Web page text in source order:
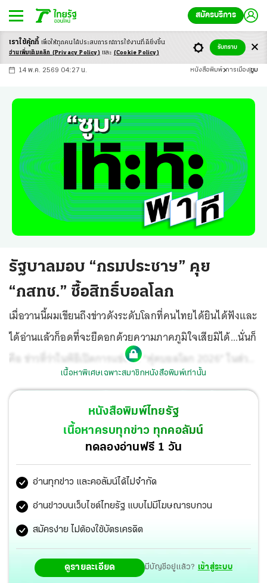
สมัครบริการ
-ก ก ก+
14 พ.ค. 2569 04:27 น. หนังสือพิมพ์ การเมืองซูม
รัฐบาลมอบ “กรมประชาฯ” คุย
“กสทช.” ซื้อสิทธิ์บอลโลก
เมื่อวานนี้ผมเขียนถึงข่าวดังระดับโลกที่คนไทยได้ยินได้ฟังและ
ได้อ่านแล้วก็อดที่จะยืดอกด้วยความภาคภูมิใจเสียมิได้...นั่นก็
คือ ข่าวที่ว่าในพิธีเปิดการแข่งขัน “ฟุตบอลโลก 2026” ในส่วน
ที่สหรัฐฯจะเป็นเจ้าภาพ ณ สนามโซฟาย สเตเดียม รัฐ
แคลิฟอร์เนียนั้น...“น้องลิซ่า”นักร้อง K-Pop เชื้อชาติไทย
สัญชาติไทยของเราจะไปร่วมแสดงในพิธีเปิดนี้ด้วย
เนื้อหาพิเศษเฉพาะสมาชิกหนังสือพิมพ์เท่านั้น
หนังสือพิมพ์ไทยรัฐ
เนื้อหาครบทุกข่าว ทุกคอลัมน์
ทดลองอ่านฟรี 1 วัน
อ่านทุกข่าว และคอลัมน์ได้ไม่จำกัด
อ่านข่าวบนเว็บไซต์ไทยรัฐ แบบไม่มีโฆษณารบกวน
สมัครง่าย ไม่ต้องใช้บัตรเครดิต
ดูรายละเอียด มีบัญชีอยู่แล้ว? เข้าสู่ระบบ
เราใช้คุ้กกี้ เพื่อให้ทุกคนได้ประสบการณ์การใช้งานที่ดียิ่งขึ้น
อ่านเพิ่มเติมคลิก (Privacy Policy) และ (Cookie Policy)
รับทราบ